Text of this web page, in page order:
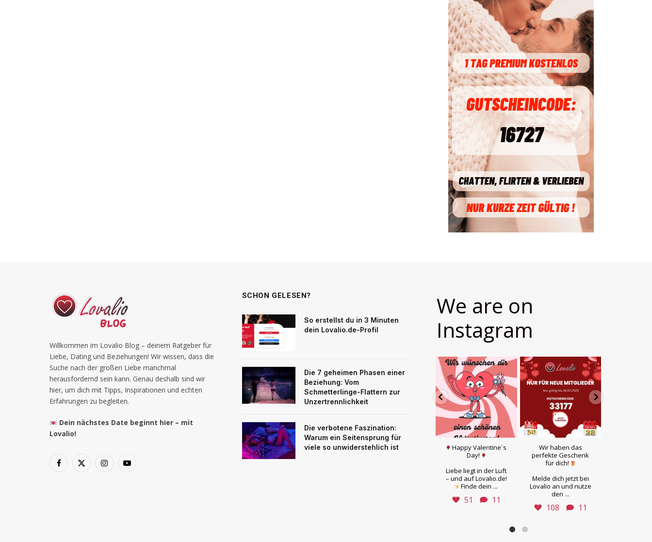
Willkommen im Lovalio Blog – deinem Ratgeber für
Liebe, Dating und Beziehungen! Wir wissen, dass die
Suche nach der großen Liebe manchmal
herausfordernd sein kann. Genau deshalb sind wir
hier, um dich mit Tipps, Inspirationen und echten
Erfahrungen zu begleiten.
Dein nächstes Date beginnt hier – mit
Lovalio!
Facebook
X
InstagramYouTube
SCHON GELESEN?
So erstellst du in 3 Minuten
dein Lovalio.de-Profil
Die 7 geheimen Phasen einer
Beziehung: Vom
Schmetterlinge-Flattern zur
Unzertrennlichkeit
Die verbotene Faszination:
Warum ein Seitensprung für
viele so unwiderstehlich ist
We are on
Instagram
Happy Valentine`s
Day!
Liebe liegt in der Luft
– und auf Lovalio.de!
Finde dein ...
51 11
Wir haben das
perfekte Geschenk
für dich!
Melde dich jetzt bei
Lovalio an und nutze
den ...
108 11